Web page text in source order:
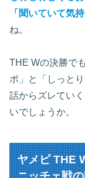
「聞いていて気
ね。
THE Wの決勝で
ポ」と「しっと
話からズレてい
いでしょうか。
ヤメピ THE